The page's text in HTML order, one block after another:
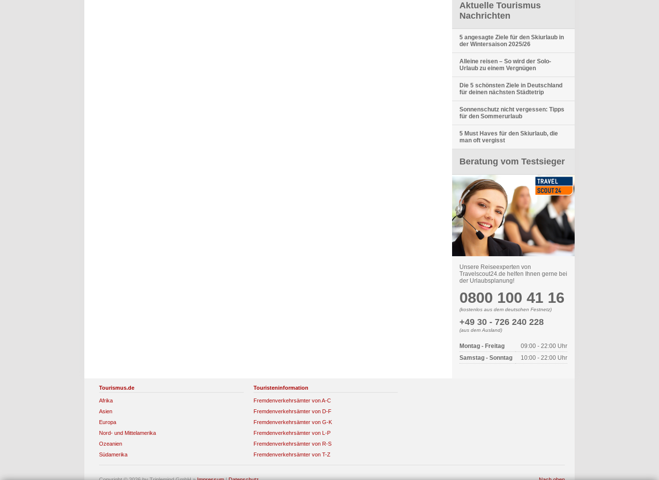
Aktuelle Tourismus
Nachrichten
5 angesagte Ziele für den Skiurlaub in
der Wintersaison 2025/26
Alleine reisen – So wird der Solo-
Urlaub zu einem Vergnügen
Die 5 schönsten Ziele in Deutschland
für deinen nächsten Städtetrip
Sonnenschutz nicht vergessen: Tipps
für den Sommerurlaub
5 Must Haves für den Skiurlaub, die
man oft vergisst
Beratung vom Testsieger
Unsere Reiseexperten von
Travelscout24.de helfen Ihnen gerne bei
der Urlaubsplanung!
0800 100 41 16
(kostenlos aus dem deutschen Festnetz)
+49 30 - 726 240 228
(aus dem Ausland)
Montag - Freitag
09:00 - 22:00 Uhr
Samstag - Sonntag
10:00 - 22:00 Uhr
Tourismus.de
Afrika
Asien
Europa
Nord- und Mittelamerika
Ozeanien
Südamerika
Touristeninformation
Fremdenverkehrsämter von A-C
Fremdenverkehrsämter von D-F
Fremdenverkehrsämter von G-K
Fremdenverkehrsämter von L-P
Fremdenverkehrsämter von R-S
Fremdenverkehrsämter von T-Z